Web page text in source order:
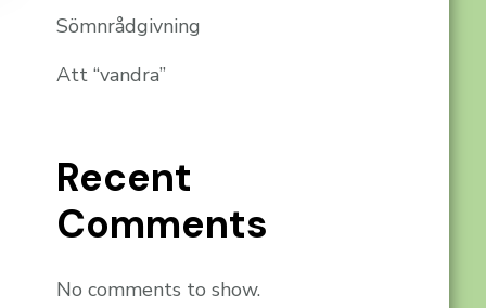
Sömnrådgivning
Att “vandra”
Recent
Comments
No comments to show.